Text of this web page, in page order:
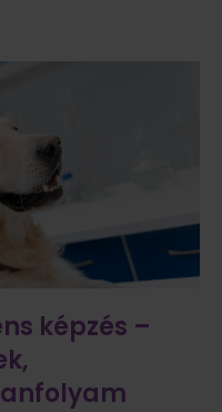
képzés –